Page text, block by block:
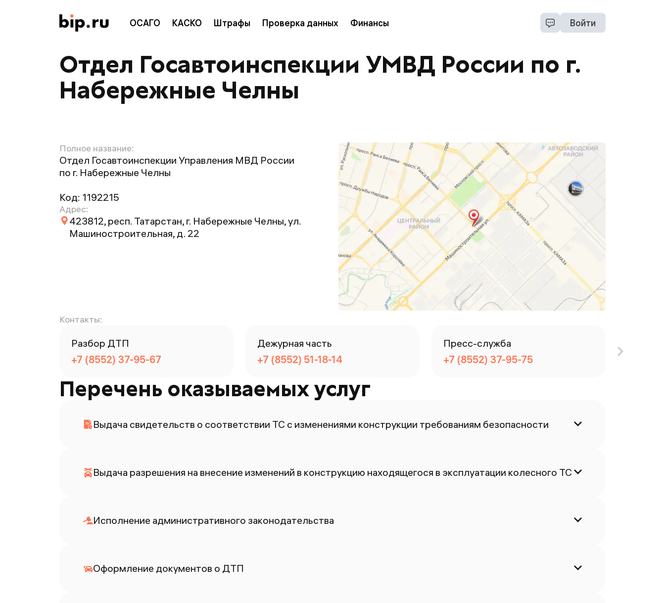
ОСАГО КАСКО Штрафы Проверка данных Финансы Войти
Отдел Госавтоинспекции УМВД России по г.
Набережные Челны
Полное название:
Отдел Госавтоинспекции Управления МВД России
по г. Набережные Челны
Код: 1192215
Адрес:
423812, респ. Татарстан, г. Набережные Челны, ул.
Машиностроительная, д. 22
Контакты:
Разбор ДТП
+7 (8552) 37-95-67
Дежурная часть
+7 (8552) 51-18-14
Пресс-служба
+7 (8552) 37-95-75
Перечень оказываемых услуг
Выдача свидетельств о соответствии ТС с изменениями конструкции требованиям безопасности
Выдача разрешения на внесение изменений в конструкцию находящегося в эксплуатации колесного ТС
Исполнение административного законодательства
Оформление документов о ДТП